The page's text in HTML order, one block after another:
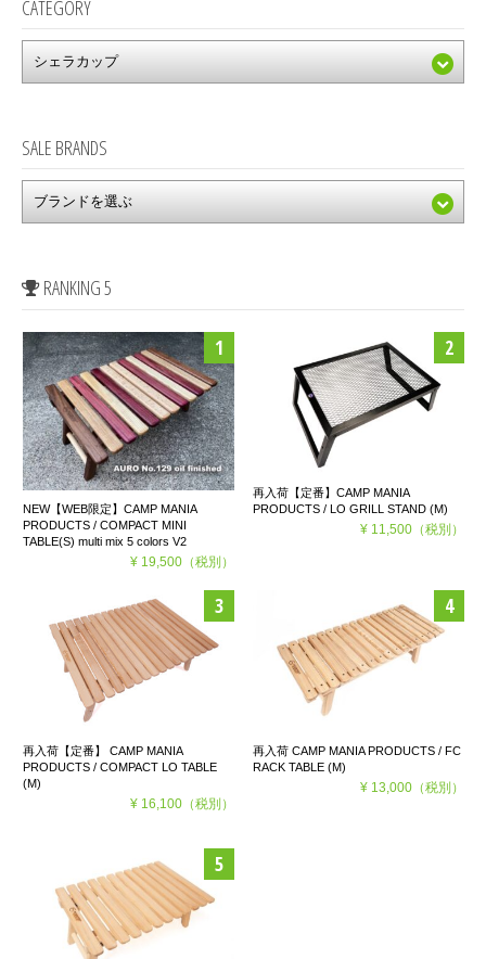
CATEGORY
SALE BRANDS
RANKING 5
NEW【WEB限定】CAMP MANIA
PRODUCTS / COMPACT MINI
TABLE(S) multi mix 5 colors V2
¥ 19,500（税別）
再入荷【定番】CAMP MANIA
PRODUCTS / LO GRILL STAND (M)
¥ 11,500（税別）
再入荷【定番】 CAMP MANIA
PRODUCTS / COMPACT LO TABLE
(M)
¥ 16,100（税別）
再入荷 CAMP MANIA PRODUCTS / FC
RACK TABLE (M)
¥ 13,000（税別）